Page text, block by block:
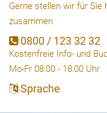
Gerne stellen wir für Sie
zusammen
0800 / 123 32 32
Kostenfreie Info- und
Mo-Fr 08:00 - 18:00 Uhr
Sprache